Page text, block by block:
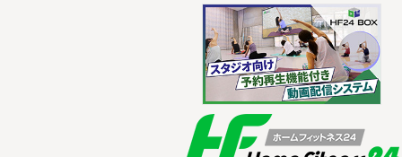
ジャタラ・パリワルタナ・アーサナ（ワニ
を伸ばしてくびれをつくる
ハラ・アーサナ（ 鋤のポーズ）・・・肩こ
マツヤ・アーサナ（ 魚のポーズ）・・・胸
シャバアーサナ(屍のポーズ)・・・リラッ